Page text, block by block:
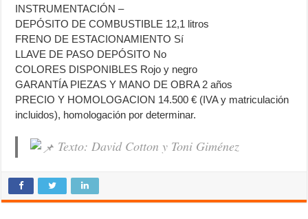
INSTRUMENTACIÓN –
DEPÓSITO DE COMBUSTIBLE 12,1 litros
FRENO DE ESTACIONAMIENTO Sí
LLAVE DE PASO DEPÓSITO No
COLORES DISPONIBLES Rojo y negro
GARANTÍA PIEZAS Y MANO DE OBRA 2 años
PRECIO Y HOMOLOGACION 14.500 € (IVA y matriculación
incluidos), homologación por determinar.
Texto: David Cotton y Toni Giménez